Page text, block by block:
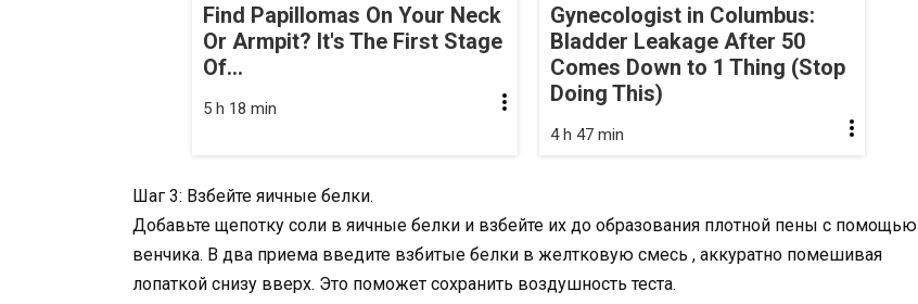
Find Papillomas On Your Neck
Or Armpit? It's The First Stage
Of...
5 h 18 min
Gynecologist in Columbus:
Bladder Leakage After 50
Comes Down to 1 Thing (Stop
Doing This)
4 h 47 min
Шаг 3: Взбейте яичные белки.
Добавьте щепотку соли в яичные белки и взбейте их до образования плотной пены с помощью
венчика. В два приема введите взбитые белки в желтковую смесь , аккуратно помешивая
лопаткой снизу вверх. Это поможет сохранить воздушность теста.